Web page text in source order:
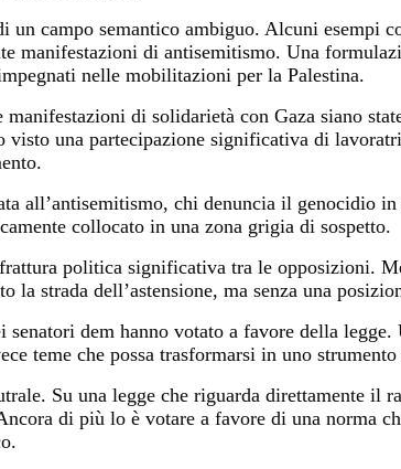
un campo semantico ambiguo. Alcuni
manifestazioni di antisemitismo. Una
nelle mobilitazioni per la Palestina.
di solidarietà con Gaza siano
visto una partecipazione significativa di
all’antisemitismo, chi denuncia il genocidio
collocato in una zona grigia di sospetto.
politica significativa tra le opposizioni.
strada dell’astensione, ma senza una
senatori dem hanno votato a favore della
teme che possa trasformarsi in uno
Su una legge che riguarda direttamente
di più lo è votare a favore di una norma